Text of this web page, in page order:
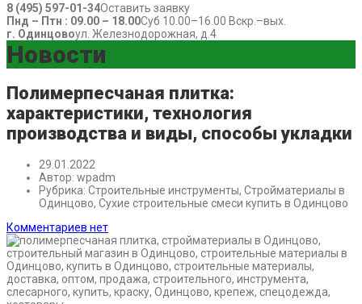
8 (495) 597-01-34Оставить заявку
Пнд – Птн : 09.00 – 18.00Суб 10.00–16.00 Вскр.–вых.
г. Одинцовоул. Железнодорожная, д.4
Новости
Полимерпесчаная плитка:
характеристики, технология
производства и виды, способы укладки
29.01.2022
Автор: wpadm
Рубрика: Строительные инструменты, Стройматериалы в
Одинцово, Сухие строительные смеси купить в Одинцово
Комментариев нет